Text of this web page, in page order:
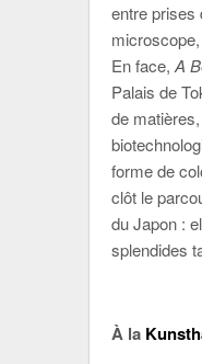
entre prises
En face, A
Palais de
de
forme de
clôt le
du Japon :
splendides
À la